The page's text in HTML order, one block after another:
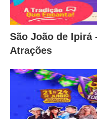
São João de Ipirá
Atrações